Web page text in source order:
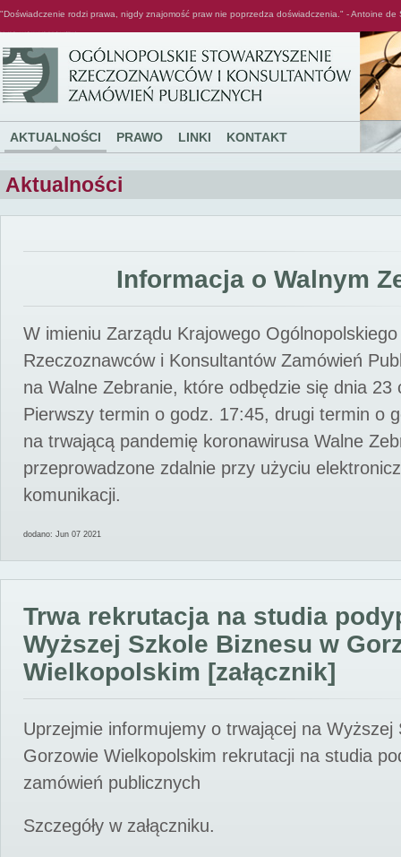
"Doświadczenie rodzi prawa, nigdy znajomość praw nie poprzedza doświadczenia." - Antoine de
AKTUALNOŚCI PRAWO LINKI KONTAKT
Aktualności
Informacja o Walnym
W imieniu Zarządu Krajowego
Rzeczoznawców i Konsultantów Zamówień
na Walne Zebranie, które odbędzie się dnia 23
Pierwszy termin o godz. 17:45, drugi termin o
na trwającą pandemię koronawirusa Walne
przeprowadzone zdalnie przy użyciu
komunikacji.
dodano: Jun 07 2021
Trwa rekrutacja na studia
Wyższej Szkole Biznesu w
Wielkopolskim [załącznik]
Uprzejmie informujemy o trwającej na Wyższej
Gorzowie Wielkopolskim rekrutacji na studia
zamówień publicznych
Szczegóły w załączniku.